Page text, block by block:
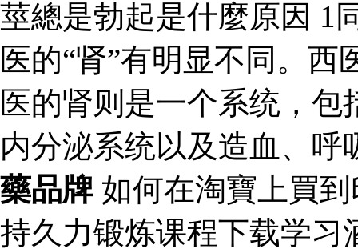
莖總是勃起是什麼原因 1
医的“肾”有明显不同。
医的肾则是一个系统，
内分泌系统以及造血、
藥品牌 如何在淘寶上買
持久力锻炼课程下载学